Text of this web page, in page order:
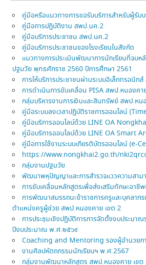
คู่มือหรือแนวทางการขอรับบริการสำหรับผู้รับ
คู่มือการปฏิบัติงาน สพป.นค.2
คู่มือบริการประชาชน สพป.นค.2
คู่มือบริการประชาชนของโรงเรียนในสังกัด
แนวทางการประเมินพัฒนาการนักเรียนที่จบห
ปฐมวัย พุทธศักราช 2560 ปีการศึกษา 2561
การให้บริการประชาชนผ่านระบบอิเล็กทรอนิ
การดำเนินการขับเคลื่อน PISA สพป.หนองคา
กลุ่มบริหารงานการเงินและสินทรัพย์ สพป.หน
คู่มือระบบลงเวลาปฏิบัติราชการออนไลน์
คู่มือบริการออนไลบ์ด้วย LINE OA
คู่มือบริการออนไลบ์ด้วย LINE OA Smart
คู่มือการใช้งานระบบเกียรติบัตรออนไลน์ (e-
https://www.nongkhai2.go.th/
กลุ่มงานปฐมวัย
พัฒนาพหุปัญญาและการสำรวจแววความสาม
การขับเคลื่อนหลักสูตรเพื่อส่งเสริมทักษะอาชี
การพัฒนาสมรรถนะข้าราชการครูและบุคลาก
ตำแหน่งครูผู้ช่วย สพป.หนองคาย เขต 2
การประชุมเชิงปฏิบัติการการจัดตั้งงบประมาณ
ปีงบประมาณ พ.ศ.๒๕๖๙
Coaching and Mentoring รองผู้อำนวยกา
งานศิลปหัตถกรรมนักเรียนฯ พ.ศ.2567
กลุ่มงานพัฒนาหลักสูตร สพป.หนองคาย เขต